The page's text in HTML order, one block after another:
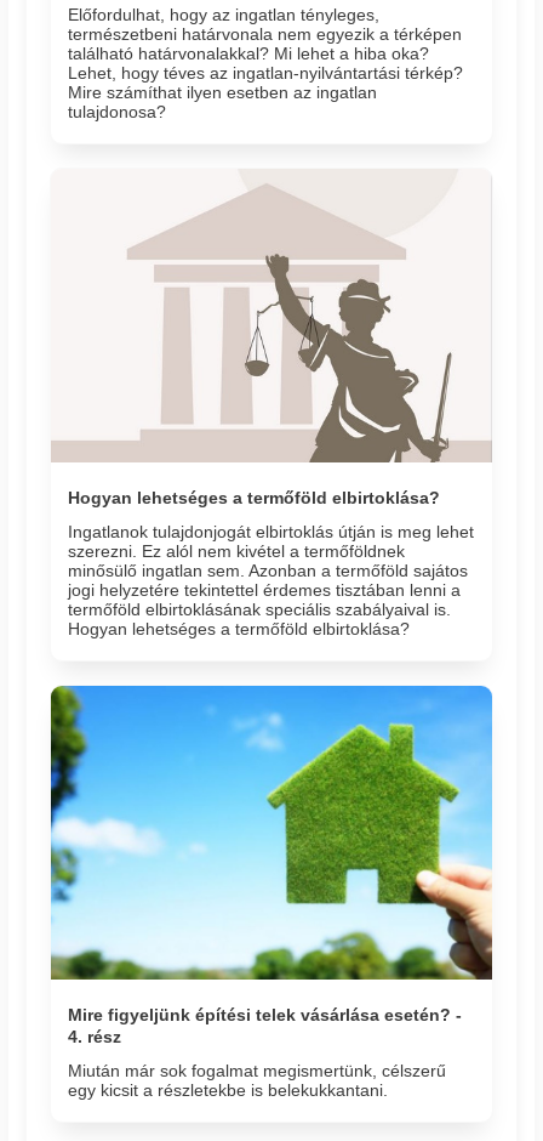
Előfordulhat, hogy az ingatlan tényleges,
természetbeni határvonala nem egyezik a térképen
található határvonalakkal? Mi lehet a hiba oka?
Lehet, hogy téves az ingatlan-nyilvántartási térkép?
Mire számíthat ilyen esetben az ingatlan
tulajdonosa?
Hogyan lehetséges a termőföld elbirtoklása?
Ingatlanok tulajdonjogát elbirtoklás útján is meg lehet
szerezni. Ez alól nem kivétel a termőföldnek
minősülő ingatlan sem. Azonban a termőföld sajátos
jogi helyzetére tekintettel érdemes tisztában lenni a
termőföld elbirtoklásának speciális szabályaival is.
Hogyan lehetséges a termőföld elbirtoklása?
Mire figyeljünk építési telek vásárlása esetén? -
4. rész
Miután már sok fogalmat megismertünk, célszerű
egy kicsit a részletekbe is belekukkantani.